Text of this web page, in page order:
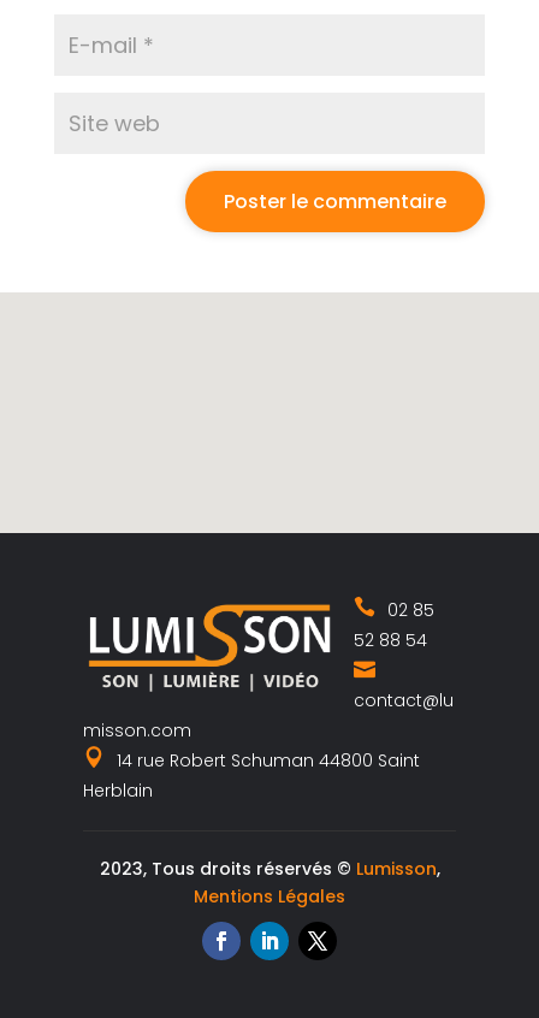
02 85
52 88 54
contact@lu
misson.com
14 rue Robert Schuman 44800 Saint
Herblain
2023, Tous droits réservés © Lumisson,
Mentions Légales